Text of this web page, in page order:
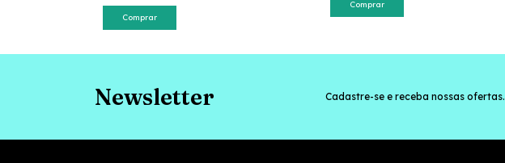
Comprar
Comprar
Newsletter Cadastre-se e receba nossas ofertas.